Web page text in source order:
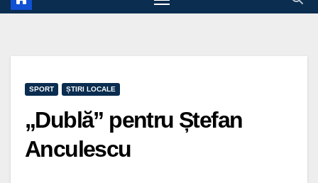
SPORT ȘTIRI LOCALE
„Dublă” pentru Ștefan
Anculescu